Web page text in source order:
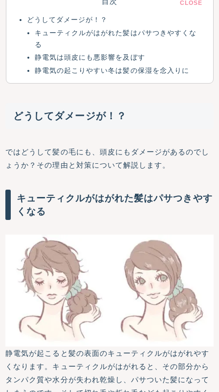
目次
どうしてダメージが！？
キューティクルがはがれた髪はパサつきやすくな
る
静電気は頭皮にも悪影響を及ぼす
静電気の起こりやすい冬は髪の保湿を念入りに
どうしてダメージが！？
ではどうして髪の毛にも、頭皮にもダメージがあるのでし
ょうか？その理由と対策について解説します。
キューティクルがはがれた髪はパサつきやす
くなる
静電気が起こると髪の表面のキューティクルがはがれやす
くなります。キューティクルがはがれると、その部分から
タンパク質や水分が失われ乾燥し、パサついた髪になって